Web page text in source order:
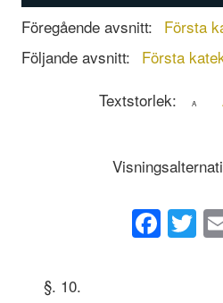
Föregående avsnitt: Första
Följande avsnitt: Första
Textstorlek:
A
§. 10.